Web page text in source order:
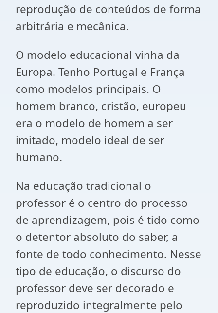
reprodução de conteúdos de forma
arbitrária e mecânica.
O modelo educacional vinha da
Europa. Tenho Portugal e França
como modelos principais. O
homem branco, cristão, europeu
era o modelo de homem a ser
imitado, modelo ideal de ser
humano.
Na educação tradicional o
professor é o centro do processo
de aprendizagem, pois é tido como
o detentor absoluto do saber, a
fonte de todo conhecimento. Nesse
tipo de educação, o discurso do
professor deve ser decorado e
reproduzido integralmente pelo